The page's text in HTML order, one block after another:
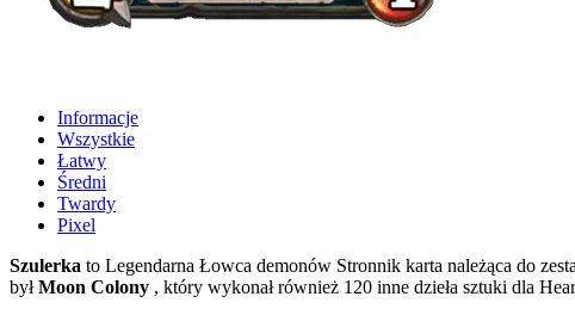
Informacje
Wszystkie
Łatwy
Średni
Twardy
Pixel
Szulerka to Legendarna Łowca demonów Stronnik karta należąca do
byłMoon Colony , który wykonał również 120 inne dzieła sztuki dla